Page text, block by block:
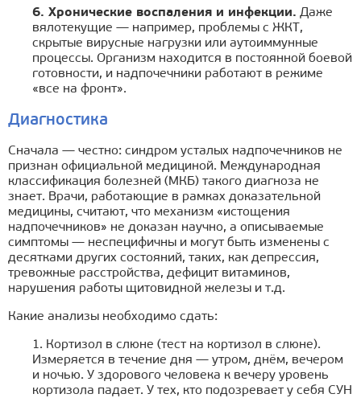
6. Хронические воспаления и инфекции. Даже
вялотекущие — например, проблемы с ЖКТ,
скрытые вирусные нагрузки или аутоиммунные
процессы. Организм находится в постоянной боевой
готовности, и надпочечники работают в режиме
«все на фронт».
Диагностика
Сначала — честно: синдром усталых надпочечников не
признан официальной медициной. Международная
классификация болезней (МКБ) такого диагноза не
знает. Врачи, работающие в рамках доказательной
медицины, считают, что механизм «истощения
надпочечников» не доказан научно, а описываемые
симптомы — неспецифичны и могут быть изменены с
десятками других состояний, таких, как депрессия,
тревожные расстройства, дефицит витаминов,
нарушения работы щитовидной железы и т.д.
Какие анализы необходимо сдать:
1. Кортизол в слюне (тест на кортизол в слюне).
Измеряется в течение дня — утром, днём, вечером
и ночью. У здорового человека к вечеру уровень
кортизола падает. У тех, кто подозревает у себя СУН